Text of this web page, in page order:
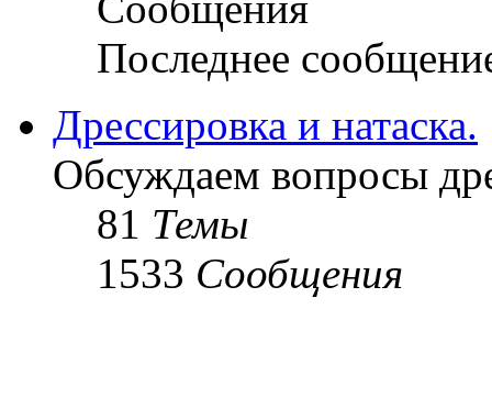
Последнее
Дрессировка и натаска.
Обсуждаем вопросы
81 Темы
1533 Сообщения